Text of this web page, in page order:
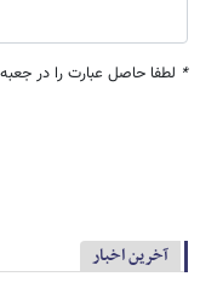
* لطفا حاصل عبارت را در
آخرین اخبار